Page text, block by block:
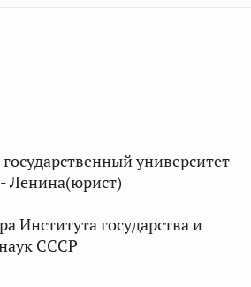
университет
Ленина(юрист)
Института государства и
СССР